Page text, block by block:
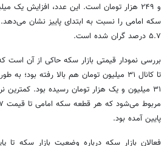
سکه امامی را نسبت به ابتدای پاییز نشان
۵.۷ درصد گران شده است.
بررسی نمودار قیمتی بازار سکه حاکی از آن
تا کانال ۳۱ میلیون تومان هم بالا رفته
۳۱ میلیون و یک هزار تومان رسیده بود. کمترین
پایین آمده بود.